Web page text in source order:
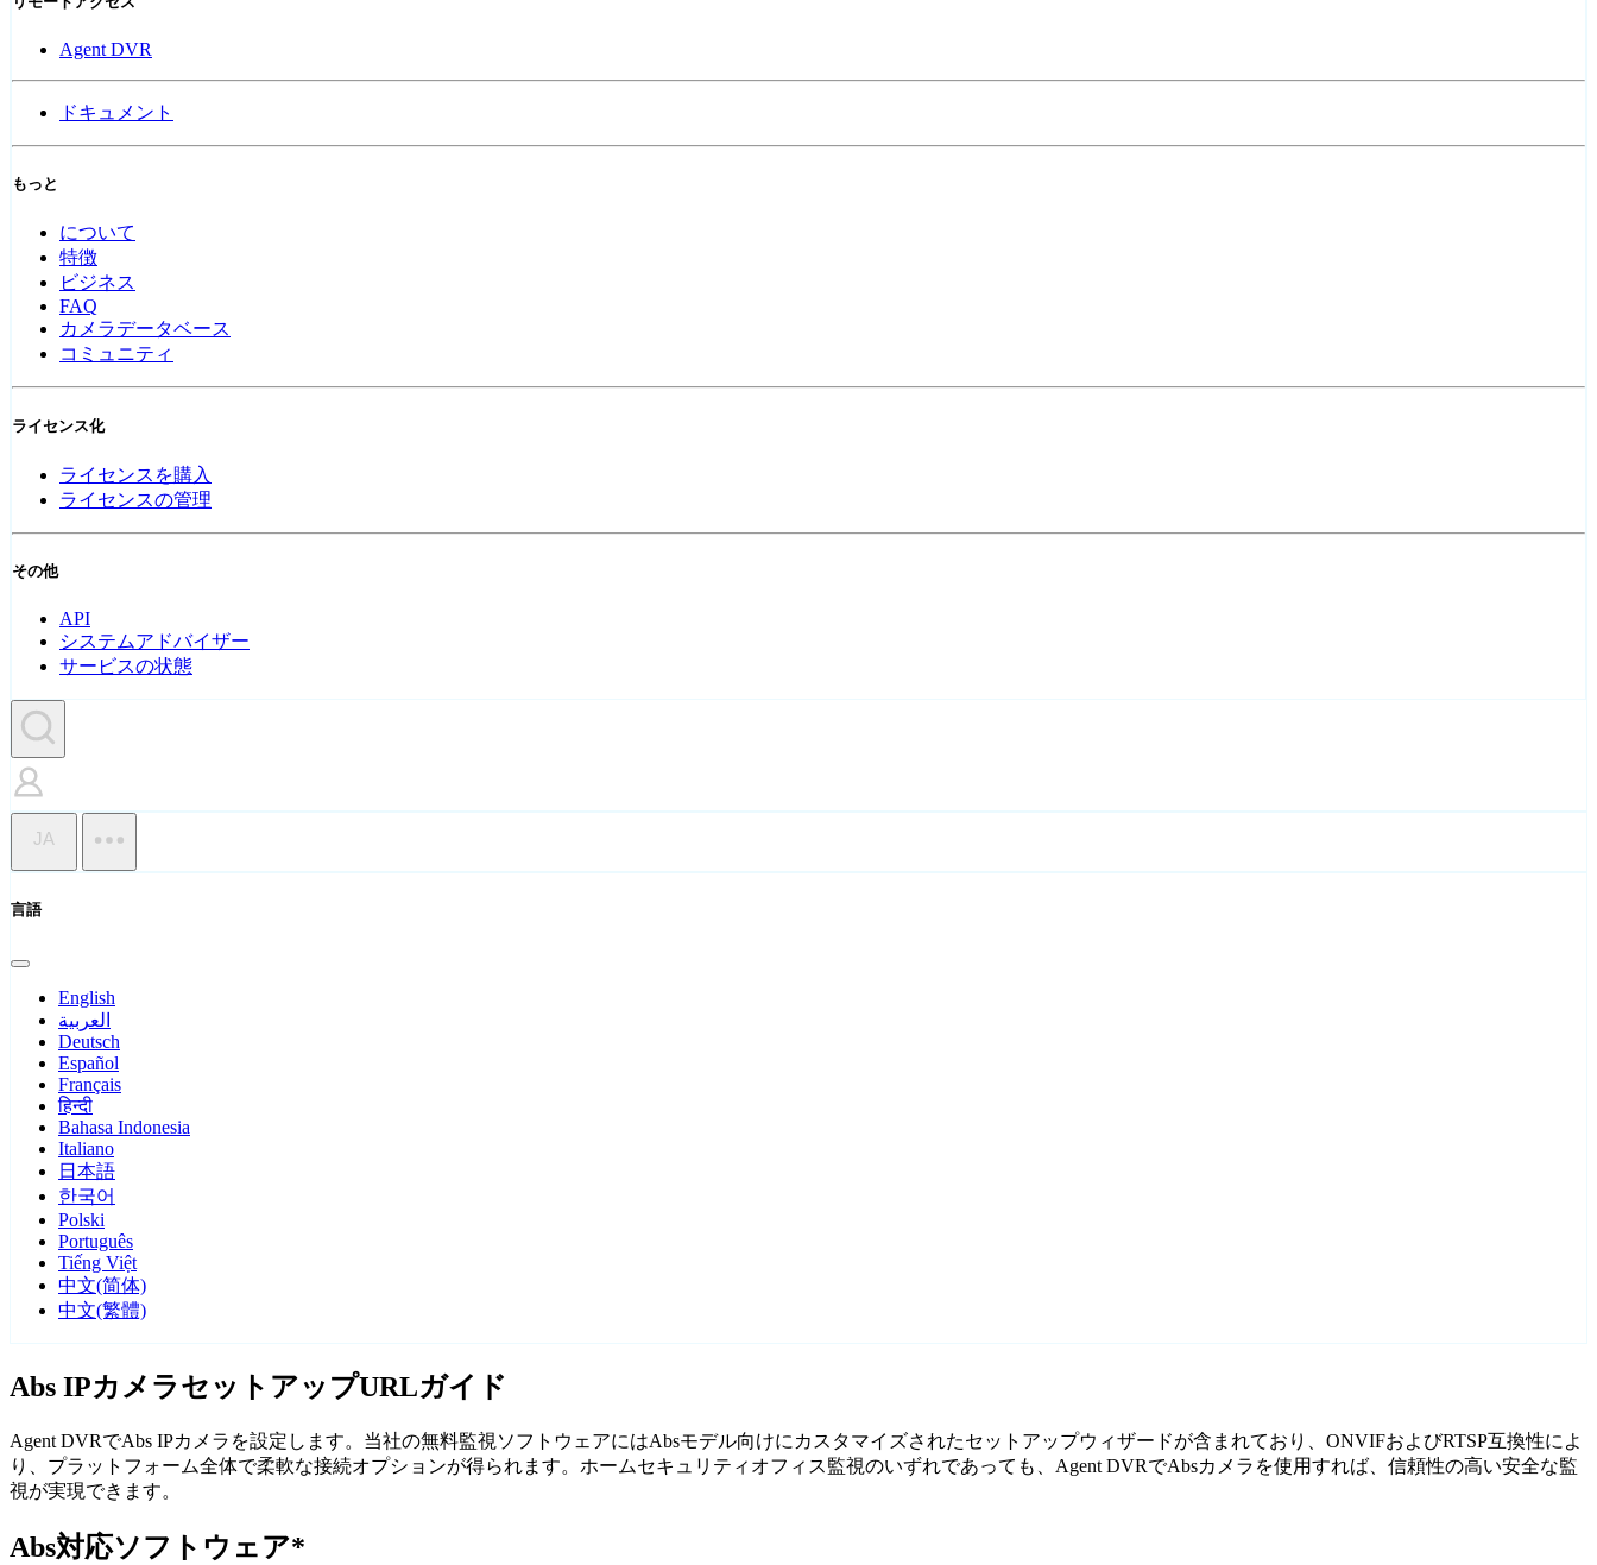
Agent DVR
ドキュメント
もっと
について
特徴
ビジネス
FAQ
カメラデータベース
コミュニティ
ライセンス化
ライセンスを購入
ライセンスの管理
その他
API
システムアドバイザー
サービスの状態
JA
言語
English
العربية
Deutsch
Español
Français
हिन्दी
Bahasa Indonesia
Italiano
日本語
한국어
Polski
Português
Tiếng Việt
中文(简体)
中文(繁體)
Abs IPカメラセットアップURLガイド
Agent DVRでAbs IPカメラを設定します。当社の無料監視ソフトウェアにはAbsモデル向けにカスタマイズされたセットアップウィザードが含まれており、ONVIFおよびRTSP互換性によ
り、プラットフォーム全体で柔軟な接続オプションが得られます。ホームセキュリティオフィス監視のいずれであっても、Agent DVRでAbsカメラを使用すれば、信頼性の高い安全な監
視が実現できます。
Abs対応ソフトウェア*